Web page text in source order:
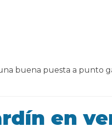
buena puesta a punto
en